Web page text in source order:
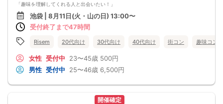
皆様に満足していただけるように、お店と打ち合わせを重ね、こだわりのフード
を提供いただいております♪
《フリードリンク(90L.O)》
☆店員さんがご丁寧に一杯ずつ手作り致します！
100種類以上の豊富なドリンクメニュー、変わり種ドリンクもご用意♪
□チューハイ
□ハイボール
□グラスワイン
「趣味を理解してくれる人と出会いたい！」
「共通の趣味で盛り上がりたい！」
●ーーーーーーーーーーーーーー●
弊社のイベントは初参加の方がなんと8割以上と多数！！！
座ってしっかりお話しできるよう完全着席形式になっております♪
困った事がございましたらスタッフまで♪
池袋 | 8月11日(火・山の日) 13:00〜
受付終了まで47時間
Risem 20代向け 30代向け 40代向け 街コン 趣味コン
女性 受付中 23〜45歳 500円
男性 受付中 25〜46歳 6,500円
開催確定